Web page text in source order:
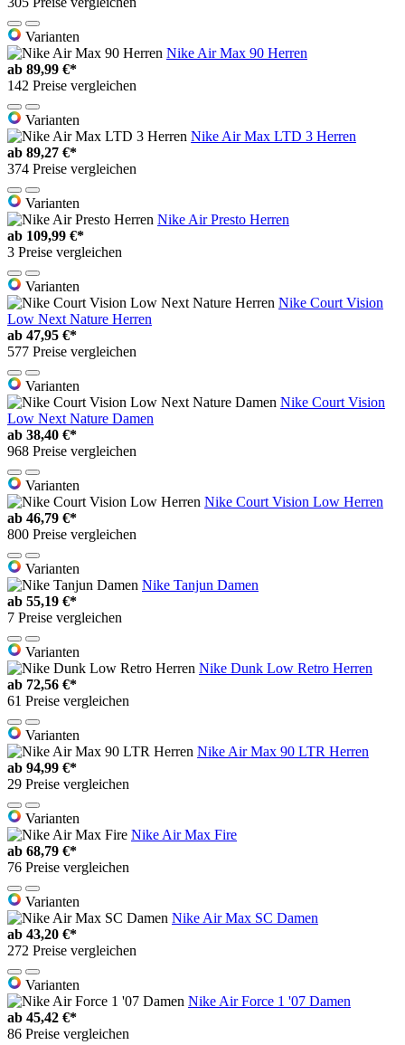
Varianten
Nike Air Max 90 Herren
ab 89,99 €*
142 Preise vergleichen
Varianten
Nike Air Max LTD 3 Herren
ab 89,27 €*
374 Preise vergleichen
Varianten
Nike Air Presto Herren
ab 109,99 €*
3 Preise vergleichen
Varianten
Nike Court Vision
Low Next Nature Herren
ab 47,95 €*
577 Preise vergleichen
Varianten
Nike Court Vision
Low Next Nature Damen
ab 38,40 €*
968 Preise vergleichen
Varianten
Nike Court Vision Low Herren
ab 46,79 €*
800 Preise vergleichen
Varianten
Nike Tanjun Damen
ab 55,19 €*
7 Preise vergleichen
Varianten
Nike Dunk Low Retro Herren
ab 72,56 €*
61 Preise vergleichen
Varianten
Nike Air Max 90 LTR Herren
ab 94,99 €*
29 Preise vergleichen
Varianten
Nike Air Max Fire
ab 68,79 €*
76 Preise vergleichen
Varianten
Nike Air Max SC Damen
ab 43,20 €*
272 Preise vergleichen
Varianten
Nike Air Force 1 '07 Damen
ab 45,42 €*
86 Preise vergleichen